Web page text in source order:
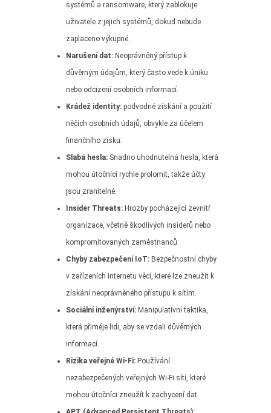
systémů a ransomware, který zablokuje
uživatele z jejich systémů, dokud nebude
zaplaceno výkupné.
Narušení dat: Neoprávněný přístup k
důvěrným údajům, který často vede k úniku
nebo odcizení osobních informací.
Krádež identity: podvodné získání a použití
něčích osobních údajů, obvykle za účelem
finančního zisku.
Slabá hesla: Snadno uhodnutelná hesla, která
mohou útočníci rychle prolomit, takže účty
jsou zranitelné.
Insider Threats: Hrozby pocházející zevnitř
organizace, včetně škodlivých insiderů nebo
kompromitovaných zaměstnanců.
Chyby zabezpečení IoT: Bezpečnostní chyby
v zařízeních internetu věcí, které lze zneužít k
získání neoprávněného přístupu k sítím.
Sociální inženýrství: Manipulativní taktika,
která přiměje lidi, aby se vzdali důvěrných
informací.
Rizika veřejné Wi-Fi: Používání
nezabezpečených veřejných Wi-Fi sítí, které
mohou útočníci zneužít k zachycení dat.